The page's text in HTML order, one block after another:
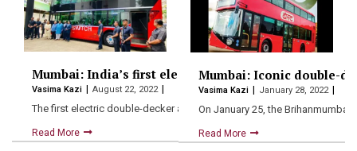
Mumbai: India’s first electric AC double-decker bus
Vasima Kazi August 22, 2022
The first electric double-decker air-conditioned bus was introduced
Read More
Mumbai: Iconic double-
Vasima Kazi January 28, 2022
On January 25, the
Read More